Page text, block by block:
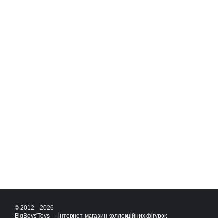
© 2012—2026
BigBoys'Toys — інтернет-магазин коллекційних фігурок